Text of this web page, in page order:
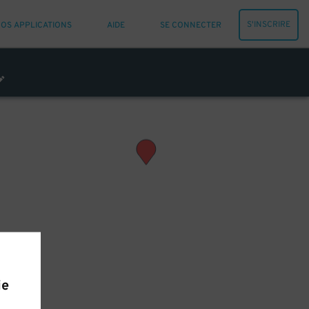
APPLICATIONS AIDE SE CONNECTER S'INSCRIRE